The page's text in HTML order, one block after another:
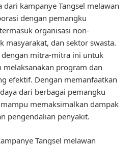
kampanye Tangsel melawan
dengan pemangku
organisasi non-
masyarakat, dan sektor swasta.
dengan mitra-mitra ini untuk
melaksanakan program dan
efektif. Dengan memanfaatkan
dari berbagai pemangku
memaksimalkan dampak
pengendalian penyakit.
Tangsel melawan